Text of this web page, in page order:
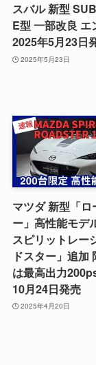
スバル 新型
E型 一部改良 エ
2025年5月23日
2025年5月23日
マツダ 新型「ロ
ー」高性能モデ
スピリットレー
ドスター」追加
は最高出力
10月24日発売
2025年4月20日